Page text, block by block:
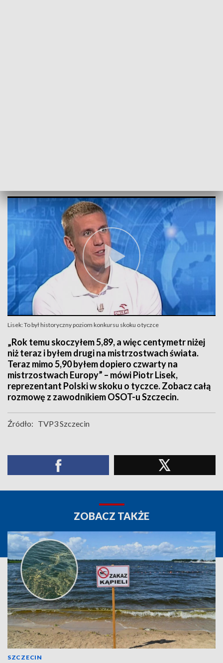
Lisek: To był historyczny poziom konkursu skoku o tyczce
„Rok temu skoczyłem 5,89, a więc centymetr niżej
niż teraz i byłem drugi na mistrzostwach świata.
Teraz mimo 5,90 byłem dopiero czwarty na
mistrzostwach Europy” – mówi Piotr Lisek,
reprezentant Polski w skoku o tyczce. Zobacz całą
rozmowę z zawodnikiem OSOT-u Szczecin.
Źródło: TVP3 Szczecin
ZOBACZ TAKŻE
SZCZECIN